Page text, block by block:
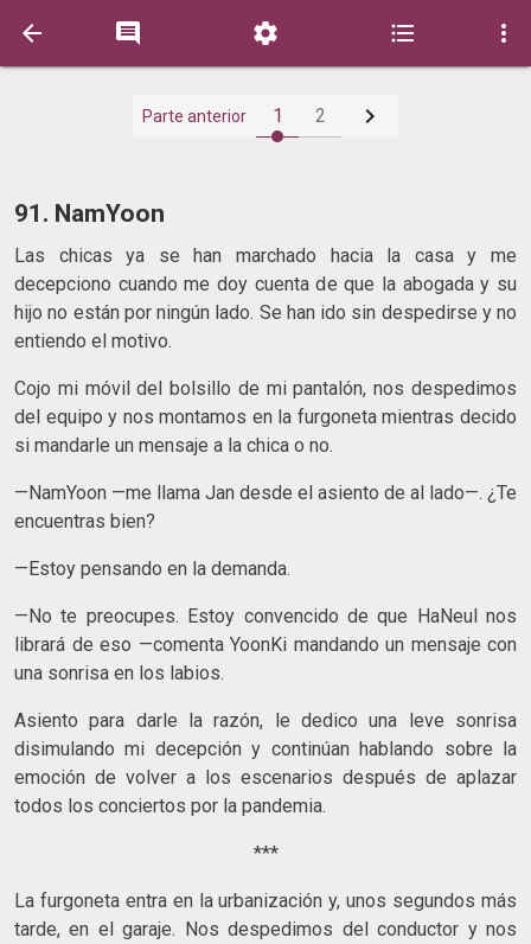
    
Parte anterior 1 2 
91. NamYoon
Las chicas ya se han marchado hacia la casa y me
decepciono cuando me doy cuenta de que la abogada y su
hijo no están por ningún lado. Se han ido sin despedirse y no
entiendo el motivo.
Cojo mi móvil del bolsillo de mi pantalón, nos despedimos
del equipo y nos montamos en la furgoneta mientras decido
si mandarle un mensaje a la chica o no.
—NamYoon —me llama Jan desde el asiento de al lado—. ¿Te
encuentras bien?
—Estoy pensando en la demanda.
—No te preocupes. Estoy convencido de que HaNeul nos
librará de eso —comenta YoonKi mandando un mensaje con
una sonrisa en los labios.
Asiento para darle la razón, le dedico una leve sonrisa
disimulando mi decepción y continúan hablando sobre la
emoción de volver a los escenarios después de aplazar
todos los conciertos por la pandemia.
***
La furgoneta entra en la urbanización y, unos segundos más
tarde, en el garaje. Nos despedimos del conductor y nos